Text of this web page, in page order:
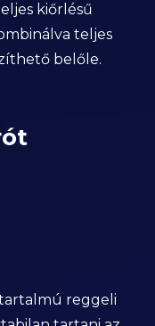
kiőrlésű
teljes
belőle.
reggeli